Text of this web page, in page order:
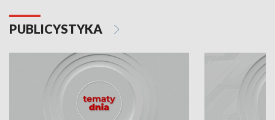
PUBLICYSTYKA